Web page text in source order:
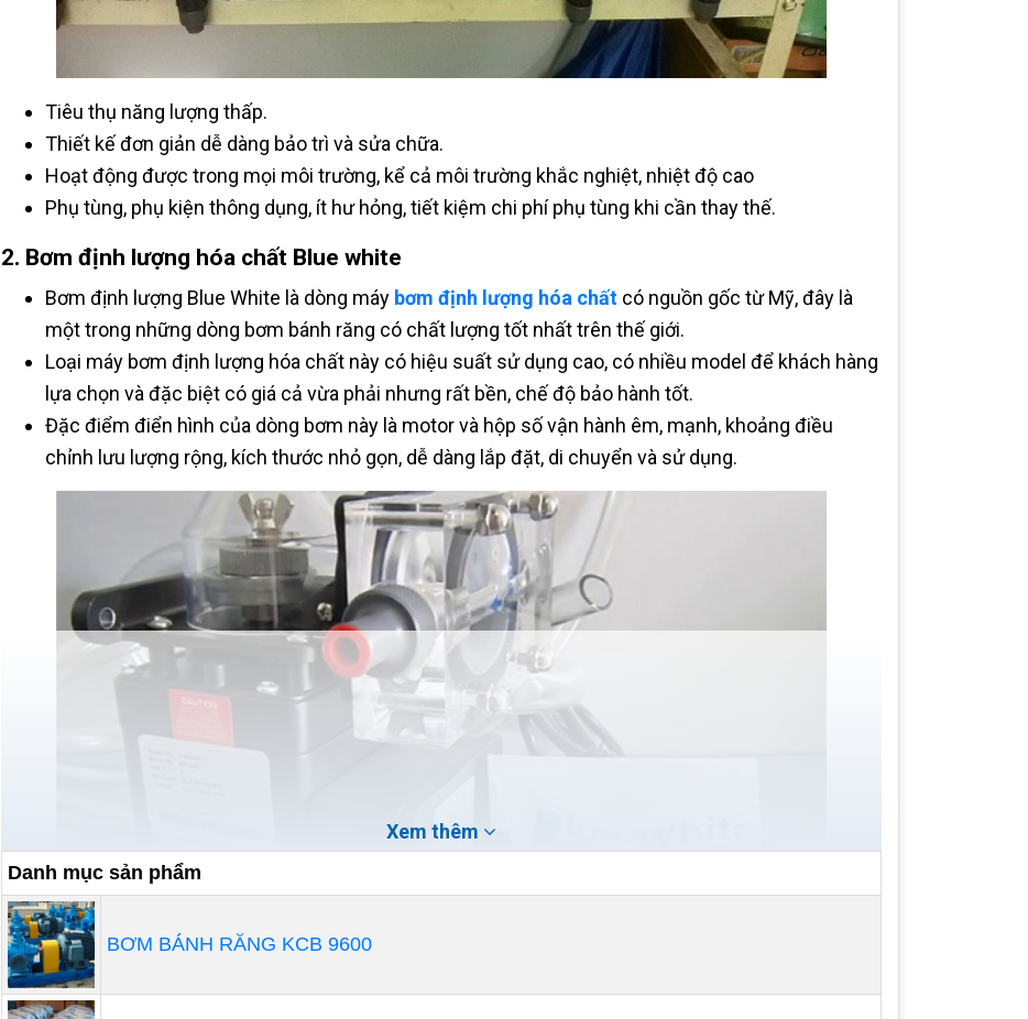
Tiêu thụ năng lượng thấp.
Thiết kế đơn giản dễ dàng bảo trì và sửa chữa.
Hoạt động được trong mọi môi trường, kể cả môi trường khắc nghiệt, nhiệt độ cao
Phụ tùng, phụ kiện thông dụng, ít hư hỏng, tiết kiệm chi phí phụ tùng khi cần thay thế.
2. Bơm định lượng hóa chất Blue white
Bơm định lượng Blue White là dòng máy bơm định lượng hóa chấtcó nguồn gốc từ Mỹ, đây là
một trong những dòng bơm bánh răng có chất lượng tốt nhất trên thế giới.
Loại máy bơm định lượng hóa chất này có hiệu suất sử dụng cao, có nhiều model để khách hàng
lựa chọn và đặc biệt có giá cả vừa phải nhưng rất bền, chế độ bảo hành tốt.
Đặc điểm điển hình của dòng bơm này là motor và hộp số vận hành êm, mạnh, khoảng điều
chỉnh lưu lượng rộng, kích thước nhỏ gọn, dễ dàng lắp đặt, di chuyển và sử dụng.
Xem thêm
Danh mục sản phẩm
BƠM BÁNH RĂNG KCB 9600